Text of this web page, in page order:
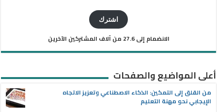
اشترك
الانضمام إلى 27.6 من آلاف المشتركين الآخرين
أعلى المواضيع والصفحات
من القلق إلى التمكين: الذكاء الاصطناعي وتعزيز الاتجاه
الإيجابي نحو مهنة التعليم